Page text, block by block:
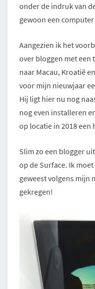
onder de indruk van
gewoon een
Aangezien ik het
over bloggen met een
naar Macau, Kroatië
voor mijn nieuwjaar
Hij ligt hier nu nog
nog even installeren
op locatie in 2018 een
Slim zo een blogger
op de Surface. Ik
geweest volgens mijn
gekregen!